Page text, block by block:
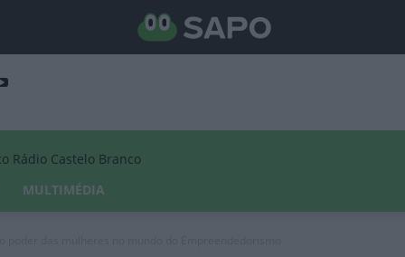
Rádio Castelo Branco
MULTIMÉDIA